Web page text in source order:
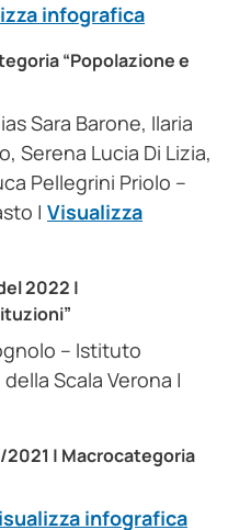
infografica
“Popolazione e
Sara Barone, Ilaria
Serena Lucia Di Lizia,
Pellegrini Priolo –
| Visualizza
2022 |
– Istituto
Scala Verona |
| Macrocategoria
infografica